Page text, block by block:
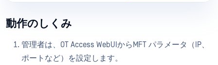
動作のしくみ
管理者は、OT Access WebUIからMFT パラメータ（IP、
ポートなど）を設定します。